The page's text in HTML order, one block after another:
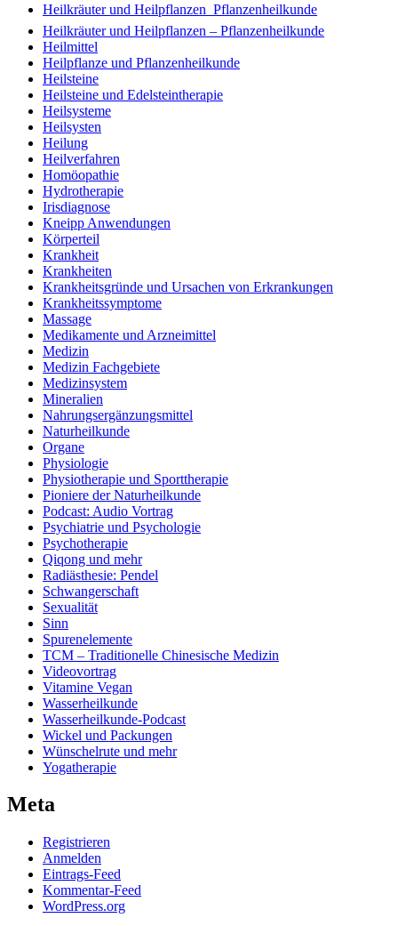
Heilkräuter und Heilpflanzen  Pflanzenheilkunde
Heilkräuter und Heilpflanzen – Pflanzenheilkunde
Heilmittel
Heilpflanze und Pflanzenheilkunde
Heilsteine
Heilsteine und Edelsteintherapie
Heilsysteme
Heilsysten
Heilung
Heilverfahren
Homöopathie
Hydrotherapie
Irisdiagnose
Kneipp Anwendungen
Körperteil
Krankheit
Krankheiten
Krankheitsgründe und Ursachen von Erkrankungen
Krankheitssymptome
Massage
Medikamente und Arzneimittel
Medizin
Medizin Fachgebiete
Medizinsystem
Mineralien
Nahrungsergänzungsmittel
Naturheilkunde
Organe
Physiologie
Physiotherapie und Sporttherapie
Pioniere der Naturheilkunde
Podcast: Audio Vortrag
Psychiatrie und Psychologie
Psychotherapie
Qiqong und mehr
Radiästhesie: Pendel
Schwangerschaft
Sexualität
Sinn
Spurenelemente
TCM – Traditionelle Chinesische Medizin
Videovortrag
Vitamine Vegan
Wasserheilkunde
Wasserheilkunde-Podcast
Wickel und Packungen
Wünschelrute und mehr
Yogatherapie
Meta
Registrieren
Anmelden
Eintrags-Feed
Kommentar-Feed
WordPress.org